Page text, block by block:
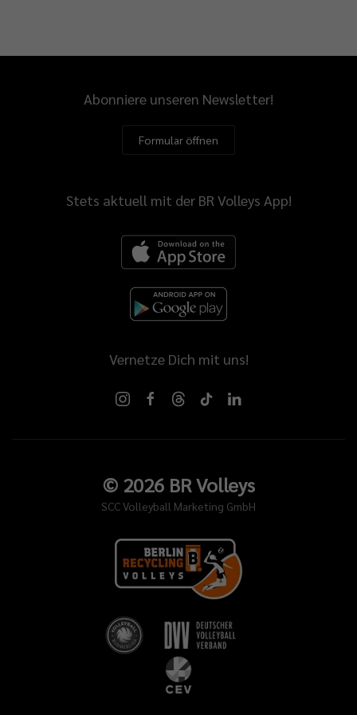
Abonniere unseren Newsletter!
Formular öffnen
Stets aktuell mit der BR Volleys App!
Vernetze Dich mit uns!
© 2026BR Volleys
SCC Volleyball Marketing GmbH